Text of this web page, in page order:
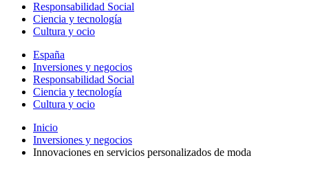
Responsabilidad Social
Ciencia y tecnología
Cultura y ocio
España
Inversiones y negocios
Responsabilidad Social
Ciencia y tecnología
Cultura y ocio
Inicio
Inversiones y negocios
Innovaciones en servicios personalizados de moda